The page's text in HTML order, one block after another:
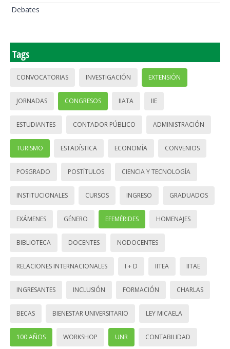
Debates
Tags
CONVOCATORIAS INVESTIGACIÓN EXTENSIÓN
JORNADAS CONGRESOS IIATA IIE
ESTUDIANTES CONTADOR PÚBLICO ADMINISTRACIÓN
TURISMO ESTADÍSTICA ECONOMÍA CONVENIOS
POSGRADO POSTÍTULOS CIENCIA Y TECNOLOGÍA
INSTITUCIONALES CURSOS INGRESO GRADUADOS
EXÁMENES GÉNERO EFEMÉRIDES HOMENAJES
BIBLIOTECA DOCENTES NODOCENTES
RELACIONES INTERNACIONALES I + D IITEA IITAE
INGRESANTES INCLUSIÓN FORMACIÓN CHARLAS
BECAS BIENESTAR UNIVERSITARIO LEY MICAELA
100 AÑOS WORKSHOP UNR CONTABILIDAD